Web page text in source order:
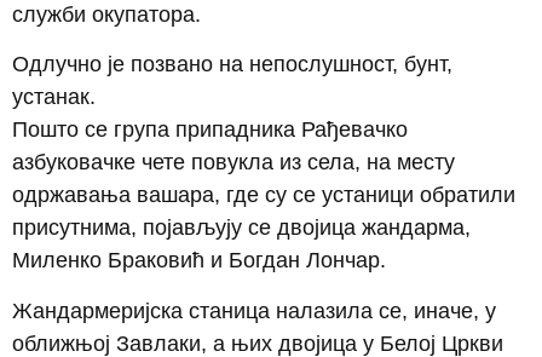
служби окупатора.
Одлучно је позвано на непослушност, бунт,
устанак.
Пошто се група припадника Рађевачко
азбуковачке чете повукла из села, на месту
одржавања вашара, где су се устаници обратили
присутнима, појављују се двојица жандарма,
Миленко Браковић и Богдан Лончар.
Жандармеријска станица налазила се, иначе, у
оближњој Завлаки, а њих двојица у Белој Цркви